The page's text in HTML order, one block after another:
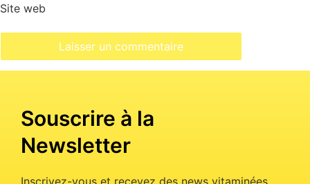
Site web
Souscrire à la
Newsletter
Inscrivez-vous et recevez des news vitaminées